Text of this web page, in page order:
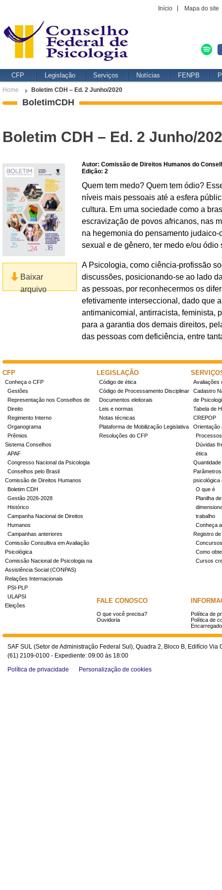
Início Mapa do site
CFP Legislação Serviços Notícias FENPB
Home Boletim CDH – Ed. 2 Junho/2020
BoletimCDH
Boletim CDH – Ed. 2 Junho/
Baixar
arquivo
Autor: Comissão de Direitos Humanos do
Edição: 2
Quem tem medo? Quem tem ódio?
níveis mais pessoais até a esfera
cultura. Em uma sociedade como a
escravização de povos africanos, nas
na hegemonia do pensamento
sexual e de gênero, ter medo e/ou
A Psicologia, como ciência-profissão
discussões, posicionando-se ao lado
as pessoas, por reconhecermos os
efetivamente interseccional, dado que
antimanicomial, antirracista, feminista,
para a garantia dos demais direitos,
das pessoas com deficiência, entre
CFP
Conheça o CFP
Gestões
Representação nos Conselhos de
Direito
Regimento Interno
Organograma
Prêmios
Sistema Conselhos
APAF
Congresso Nacional da Psicologia
Conselhos pelo Brasil
Comissão de Direitos Humanos
Boletim CDH
Gestão 2026-2028
Histórico
Campanha Nacional de Direitos
Humanos
Campanhas anteriores
Comissão Consultiva em Avaliação
Psicológica
Comissão Nacional de Psicologia na
Assistência Social (CONPAS)
Relações Internacionais
PSI-PLP
ULAPSI
Eleições
LEGISLAÇÃO
Código de ética
Código de Processamento Disciplinar
Documentos eleitorais
Leis e normas
Notas técnicas
Plataforma de Mobilização Legislativa
Resoluções do CFP
Avaliações
Cadastro
de
Tabela de
CREPOP
Orientação
Dúvidas
ética
psicológica
O que é
Planilha
trabalho
Conheça
Registro
Concursos
Como
Cursos
FALE CONOSCO
O que você precisa?
Ouvidoria
Política de
Política de
SAF SUL (Setor de Administração Federal Sul), Quadra 2, Bloco B, Edifício
(61) 2109-0100 - Expediente: 09:00 às 18:00
Política de privacidade
Personalização de cookies